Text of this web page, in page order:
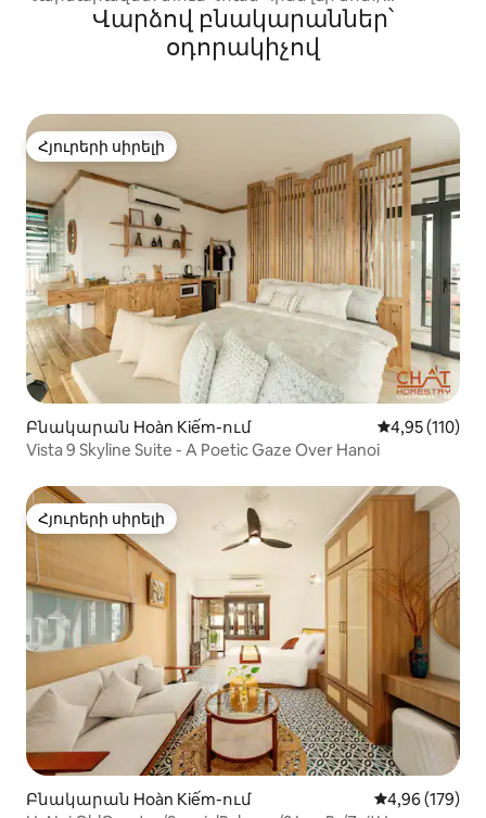
Երկաթուղային կայարան/Հին թաղամաս
Վարձով բնակարաններ՝
օդորակիչով
Հյուրերի սիրելի
Հյուրերի սիրելի
Բնակարան Hoàn Kiếm-ում Միջին
4,95 (110)
Vista 9 Skyline Suite - A Poetic Gaze Over Hanoi
Հյուրերի սիրելի
Հյուրերի սիրելի
Բնակարան Hoàn Kiếm-ում Միջին
4,96 (179)